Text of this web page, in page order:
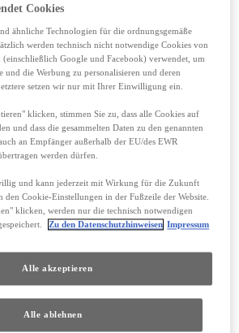
für
Finanzierung für
auf der Website
Ruben, George Juganar, Axel
Holger Jeromin
Köln, HRB 18068
Cookies
ähnliche Technologien für die ordnungsgemäße
werden technisch nicht notwendige Cookies von
(einschließlich Google und Facebook) verwendet, um
und die Werbung zu personalisieren und deren
setzen wir nur mit Ihrer Einwilligung ein.
klicken, stimmen Sie zu, dass alle Cookies auf
und dass die gesammelten Daten zu den genannten
an Empfänger außerhalb der EU/des EWR
werden dürfen.
und kann jederzeit mit Wirkung für die Zukunft
Cookie-Einstellungen in der Fußzeile der Website.
klicken, werden nur die technisch notwendigen
Zu den Datenschutzhinweisen Impressum
Alle ablehnen
Alle akzeptieren